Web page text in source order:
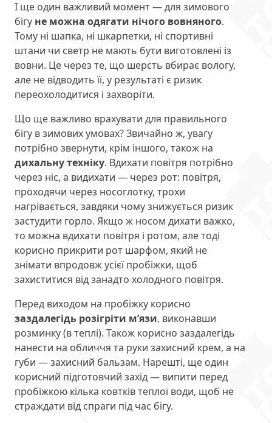
І ще один важливий момент — для зимового
бігу не можна одягати нічого вовняного.
Тому ні шапка, ні шкарпетки, ні спортивні
штани чи светр не мають бути виготовлені із
вовни. Це через те, що шерсть вбирає вологу,
але не відводить її, у результаті є ризик
переохолодитися і захворіти.
Що ще важливо врахувати для правильного
бігу в зимових умовах? Звичайно ж, увагу
потрібно звернути, крім іншого, також на
дихальну техніку. Вдихати повітря потрібно
через ніс, а видихати — через рот: повітря,
проходячи через носоглотку, трохи
нагрівається, завдяки чому знижується ризик
застудити горло. Якщо ж носом дихати важко,
то можна вдихати повітря і ротом, але тоді
корисно прикрити рот шарфом, який не
знімати впродовж усієї пробіжки, щоб
захиститися від занадто холодного повітря.
Перед виходом на пробіжку корисно
заздалегідь розігріти м’язи, виконавши
розминку (в теплі). Також корисно заздалегідь
нанести на обличчя та руки захисний крем, а на
губи — захисний бальзам. Нарешті, ще один
корисний підготовчий захід — випити перед
пробіжкою кілька ковтків теплої води, щоб не
страждати від спраги під час бігу.